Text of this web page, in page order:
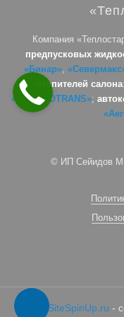
Компания
предпусковых
«Бинар»,
отопителей салона:
«THERMOTRANS»;
© ИП Сейидов
SiteSpinUp.ru -